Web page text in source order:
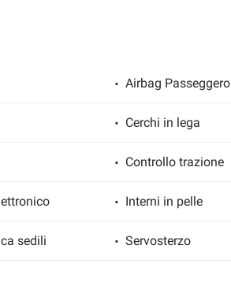
Airbag Passeggero
Cerchi in lega
Controllo trazione
Interni in pelle
sedili Servosterzo